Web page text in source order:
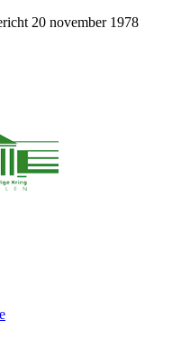
20 november 1978